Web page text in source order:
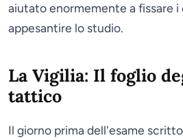
aiutato enormemente a fissare
appesantire lo studio.
La Vigilia: Il foglio
tattico
Il giorno prima dell'esame